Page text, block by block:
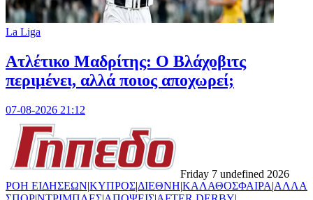
La Liga
Ατλέτικο Μαδρίτης: Ο Βλάχοβιτς
περιμένει, αλλά ποιος αποχωρεί;
07-08-2026 21:12
Friday 7 undefined 2026
ΡΟΗ ΕΙΔΗΣΕΩΝ|ΚΥΠΡΟΣ|ΔΙΕΘΝΗ|ΚΑΛΑΘΟΣΦΑΙΡΑ|ΑΛΛΑ